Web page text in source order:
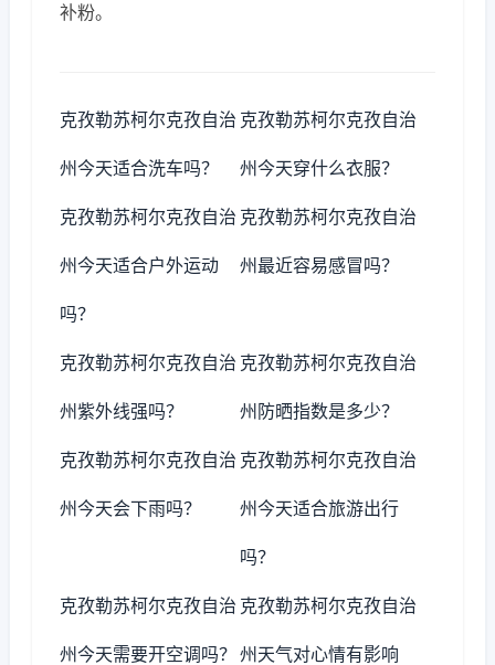
补粉。
克孜勒苏柯尔克孜自治
州今天适合洗车吗？
克孜勒苏柯尔克孜自治
州今天穿什么衣服？
克孜勒苏柯尔克孜自治
州今天适合户外运动
吗？
克孜勒苏柯尔克孜自治
州最近容易感冒吗？
克孜勒苏柯尔克孜自治
州紫外线强吗？
克孜勒苏柯尔克孜自治
州防晒指数是多少？
克孜勒苏柯尔克孜自治
州今天会下雨吗？
克孜勒苏柯尔克孜自治
州今天适合旅游出行
吗？
克孜勒苏柯尔克孜自治
州今天需要开空调吗？
克孜勒苏柯尔克孜自治
州天气对心情有影响